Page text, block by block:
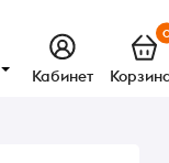
Кабинет